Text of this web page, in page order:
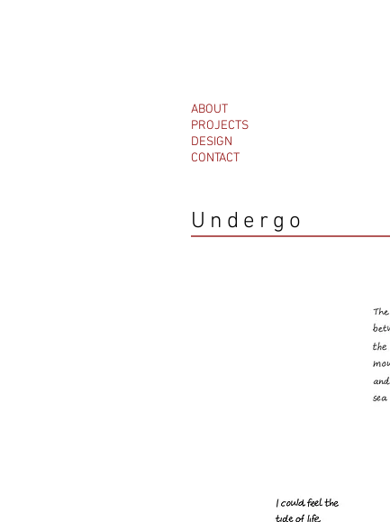
ABOUT
PROJECTS
DESIGN
CONTACT
Undergo